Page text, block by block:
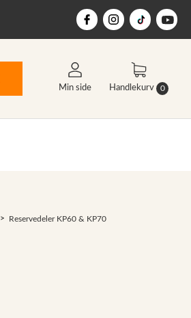
Min side Handlekurv 0
Reservedeler KP60 & KP70